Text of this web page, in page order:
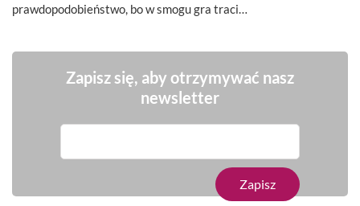
prawdopodobieństwo, bo w smogu gra traci…
Zapisz się, aby otrzymywać nasz
newsletter